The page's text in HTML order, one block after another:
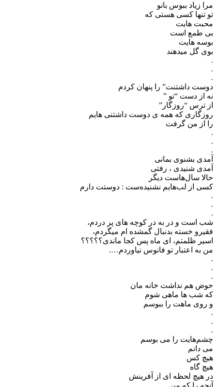
مرا زیاد ببوس بانو
تو تنها کسی هستی که
محبت هایت
بی طمع است
بوسه هایت
بوی گل میدهند
.
.
.
دوست داشتنت” را پنهان کردم
نه از دست “تو ”
از ترس “روزگار”
روزگاری که همه ی دوست داشتنی هایم
را از من گرفت
.
.
.
آمدی بشنوی بمانی
آمدی شنیدی ، رفتی
حالا سال‌هاست دیگر
کسی از لب‌هایم نشنیده‌ست : دوستت دارم
.
.
.
شب است و در به در کوچه های پر دردم،
فقیرو خسته بدنبال گمشده ام میگردم،
اسیر ظلمتم، ای ماه پس کجا ماندی؟؟؟؟؟
من به اعتبار تو فانوس نیاوردم….
.
.
.
حوض هم نداشت خانه مان
که شب ها ماهی شوم
و روی ماهت را ببوسم
.
.
.
چشم‌هایت را می بوسم
می دانم
هیچ کس
هیچ گاه
در هیچ لحظه ای از آفرینش
آنچه را که من